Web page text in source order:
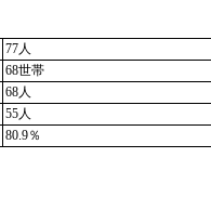
77人
68世帯
68人
55人
80.9％